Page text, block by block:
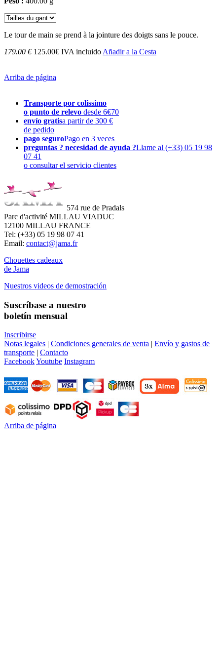
Le tour de main se prend à la jointure des doigts sans le pouce.
179.00 € 125.00€ IVA incluido Añadir a la Cesta
Arriba de página
Transporte por colissimo
o punto de relevo desde 6€70
envío gratisa partir de 300 €
de pedido
pago seguroPago en 3 veces
preguntas ? necesidad de ayuda ?Llame al (+33) 05 19 98
07 41
o consultar el servicio clientes
574 rue de Pradals
Parc d'activité MILLAU VIADUC
12100 MILLAU FRANCE
Tel: (+33) 05 19 98 07 41
Email: contact@jama.fr
Chouettes cadeaux
de Jama
Nuestros videos de demostración
Suscríbase a nuestro
boletín mensual
Inscribirse
Notas legales | Condiciones generales de venta | Envío y gastos de
transporte | Contacto
FacebookYoutube Instagram
Arriba de página